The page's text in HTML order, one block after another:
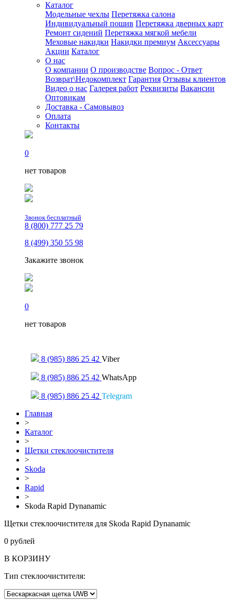
Каталог
Модельные чехлы Перетяжка салона
Индивидуальный пошив Перетяжка дверных карт
Ремонт сидений Перетяжка мягкой мебели
Меховые накидки Накидки премиум Аксессуары
Акции Каталог
О нас
О компании О производстве Вопрос - Ответ
Возврат\Недокомплект Гарантия Отзывы клиентов
Видео о нас Галерея работ Реквизиты Вакансии
Оптовикам
Доставка - Самовывоз
Оплата
Контакты
0
нет товаров
Звонок бесплатный
8 (800) 777 25 79
8 (499) 350 55 98
Закажите звонок
0
нет товаров
8 (985) 886 25 42 Viber
8 (985) 886 25 42 WhatsApp
8 (985) 886 25 42 Telegram
Главная
>
Каталог
>
Щетки стеклоочистителя
>
Skoda
>
Rapid
>
Skoda Rapid Dynanamic
Щетки стеклоочистителя для Skoda Rapid Dynanamic
0 рублей
В КОРЗИНУ
Тип стеклоочистителя: